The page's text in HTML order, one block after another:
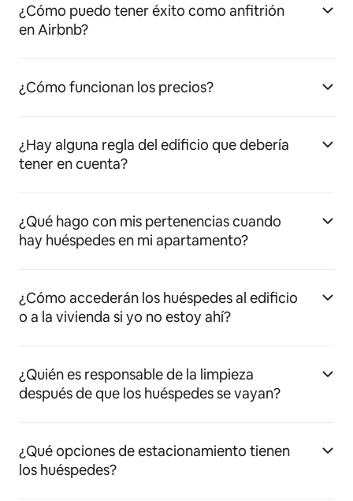
¿Cómo puedo tener éxito como anfitrión
en Airbnb?
¿Cómo funcionan los precios?
¿Hay alguna regla del edificio que debería
tener en cuenta?
¿Qué hago con mis pertenencias cuando
hay huéspedes en mi apartamento?
¿Cómo accederán los huéspedes al edificio
o a la vivienda si yo no estoy ahí?
¿Quién es responsable de la limpieza
después de que los huéspedes se vayan?
¿Qué opciones de estacionamiento tienen
los huéspedes?